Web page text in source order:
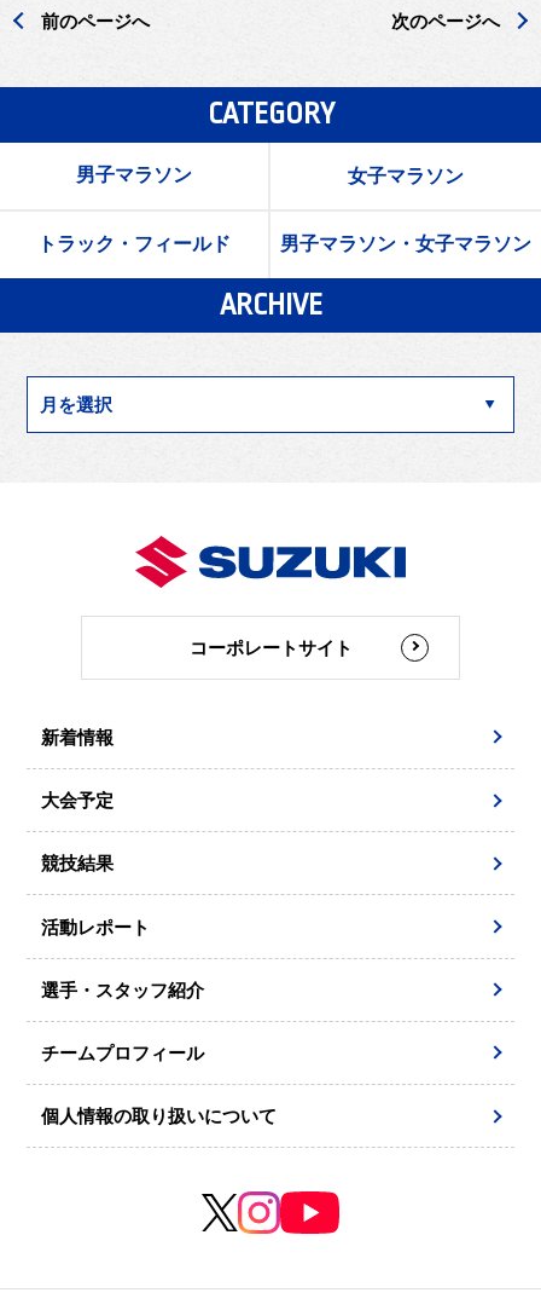
前のページへ 次のページへ
CATEGORY
男子マラソン 女子マラソン
トラック・フィールド 男子マラソン・女子マラソン
ARCHIVE
コーポレートサイト
新着情報
大会予定
競技結果
活動レポート
選手・スタッフ紹介
チームプロフィール
個人情報の取り扱いについて